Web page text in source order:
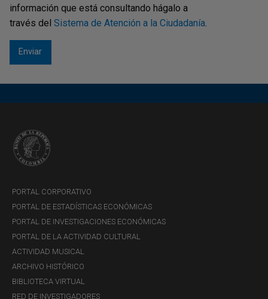
MARTES, 4 DE AGOSTO DE 2026
Informe de Política Monetaria - julio
de 2026
Principales variables del pronóstico
macroeconómico
de 2026
información que está consultando hágalo a
través del Sistema de Atención a la Ciudadanía.
PORTAL CORPORATIVO
PORTAL DE ESTADÍSTICAS ECONÓMICAS
PORTAL DE INVESTIGACIONES ECONÓMICAS
PORTAL DE LA ACTIVIDAD CULTURAL
ACTIVIDAD MUSICAL
ARCHIVO HISTÓRICO
BIBLIOTECA VIRTUAL
RED DE INVESTIGADORES